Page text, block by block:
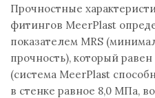
Прочностные
фитингов MeerPlast
показателем MRS
прочность), который
(система MeerPlast
в стенке равное 8,0 МПа,